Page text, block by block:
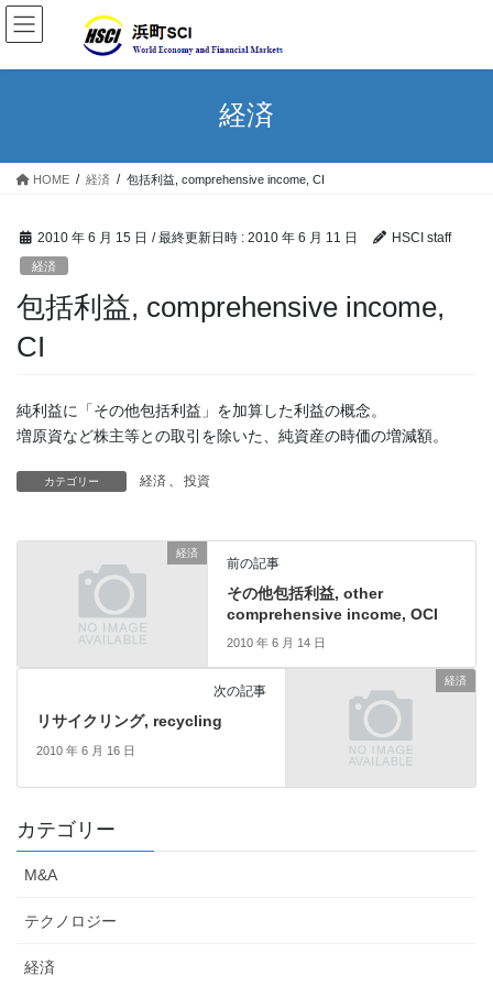
経済
HOME 経済 包括利益, comprehensive income, CI
2010 年 6 月 15 日 / 最終更新日時 : 2010 年 6 月 11 日 HSCI staff
経済
包括利益, comprehensive income,
CI
純利益に「その他包括利益」を加算した利益の概念。
増原資など株主等との取引を除いた、純資産の時価の増減額。
カテゴリー 経済 、 投資
経済
前の記事
その他包括利益, other
comprehensive income, OCI
2010 年 6 月 14 日
経済
次の記事
リサイクリング, recycling
2010 年 6 月 16 日
カテゴリー
M&A
テクノロジー
経済